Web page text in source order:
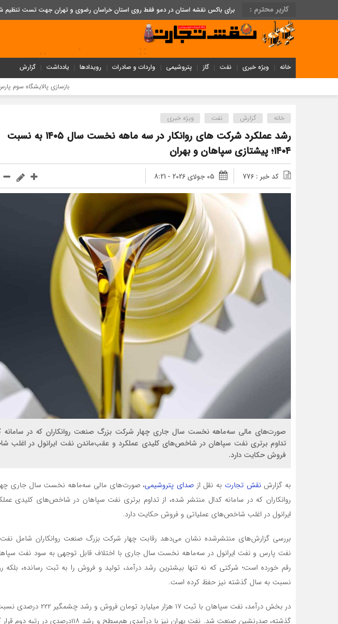
کاربر محترم : برای باکس نقشه استان در دمو فقط روی استان خراسان رضوی و تهران جهت تست تنظیم
خانه ویژه خبری نفت گاز پتروشیمی واردات و صادرات رویدادها یادداشت گزارش
بازسازی پالایشگاه سوم پارس جنوبی کلید خورد
خانه گزارش نفت ویژه خبری
رشد عملکرد شرکت های روانکار در سه ماهه نخست سال ۱۴۰۵ به نسبت
۱۴۰۴؛ پیشتازی سپاهان و بهران
کد خبر : 776 05 جولای 2026 - 8:21
صورت‌های مالی سه‌ماهه نخست سال جاری چهار شرکت بزرگ صنعت روانکاران که در سامانه
تداوم برتری نفت سپاهان در شاخص‌های کلیدی عملکرد و عقب‌ماندن نفت ایرانول در اغلب
فروش حکایت دارد.
به گزارش نقش تجارت به نقل ازصدای پتروشیمی، صورت‌های مالی سه‌ماهه نخست سال جاری
روانکاران که در سامانه کدال منتشر شده، از تداوم برتری نفت سپاهان در شاخص‌های کلیدی
ایرانول در اغلب شاخص‌های عملیاتی و فروش حکایت دارد.
بررسی گزارش‌های منتشرشده نشان می‌دهد رقابت چهار شرکت بزرگ صنعت روانکاران شامل نفت
نفت پارس و نفت ایرانول در سه‌ماهه نخست سال جاری با اختلاف قابل توجهی به سود نفت
رقم خورده است؛ شرکتی که نه تنها بیشترین رشد درآمد، تولید و فروش را به ثبت رسانده، بلکه
نسبت به سال گذشته نیز حفظ کرده است.
در بخش درآمد، نفت سپاهان با ثبت ۱۷
گذشته، صدرنشین صنعت شد. نفت بهران نیز با درآمدی